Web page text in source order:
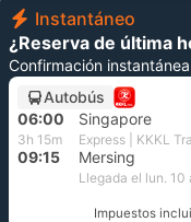
Instantáneo
¿Reserva de última
Confirmación
Autobús
06:00 Singapore
3h 15m Express | KKKL
09:15 Mersing
Llegada el lun. 10
Impuestos